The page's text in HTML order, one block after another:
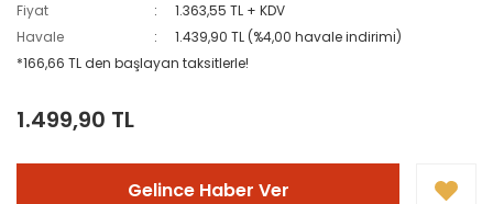
Fiyat
1.363,55 TL + KDV
Havale
1.439,90 TL (%4,00 havale indirimi)
*166,66 TL den başlayan taksitlerle!
1.499,90 TL
Gelince Haber Ver